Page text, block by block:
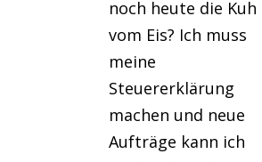
noch heute die Kuh
vom Eis? Ich muss
meine
Steuererklärung
machen und neue
Aufträge kann ich